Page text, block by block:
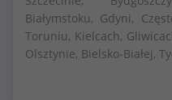
Białymstoku, Gdyni,
Toruniu, Kielcach,
Olsztynie, Bielsko-Białej,